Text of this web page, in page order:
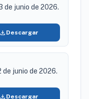
de junio de 2026.
download Descargar
de junio de 2026.
download Descargar